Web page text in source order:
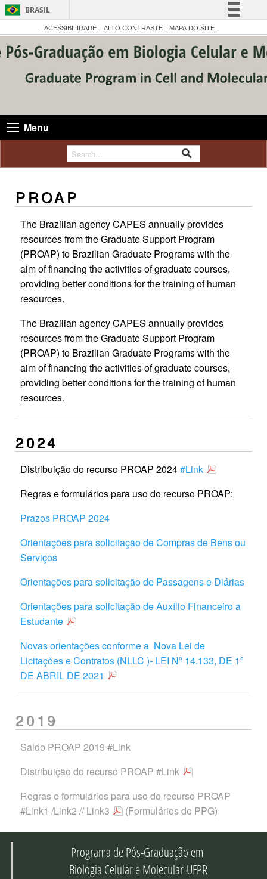
BRASIL
Simplifique!
Comunica BR
Participe
Acesso à informação
Canais
ACESSIBILIDADE ALTO CONTRASTE MAPA DO SITE
Menu
PROAP
The Brazilian agency CAPES annually provides
resources from the Graduate Support Program
(PROAP) to Brazilian Graduate Programs with the
aim of financing the activities of graduate courses,
providing better conditions for the training of human
resources.
The Brazilian agency CAPES annually provides
resources from the Graduate Support Program
(PROAP) to Brazilian Graduate Programs with the
aim of financing the activities of graduate courses,
providing better conditions for the training of human
resources.
2024
Distribuição do recurso PROAP 2024#Link
Regras e formulários para uso do recurso PROAP:
Prazos PROAP 2024
Orientações para solicitação de Compras de Bens ou
Serviços
Orientações para solicitação de Passagens e Diárias
Orientações para solicitação de Auxílio Financeiro a
Estudante
Novas orientações conforme a Nova Lei de
Licitações e Contratos (NLLC )- LEI Nº 14.133, DE 1º
DE ABRIL DE 2021
2019
Saldo PROAP 2019 #Link
Distribuição do recurso PROAP #Link
Regras e formulários para uso do recurso PROAP
#Link1 /Link2 //Link3 (Formulários do PPG)
Programa de Pós-Graduação em
Biologia Celular e Molecular-UFPR